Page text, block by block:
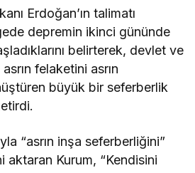
Erdoğan’ın talimatı
depremin ikinci gününde
belirterek, devlet ve
felaketini asrın
büyük bir seferberlik
“asrın inşa seferberliğini”
aktaran Kurum, “Kendisini